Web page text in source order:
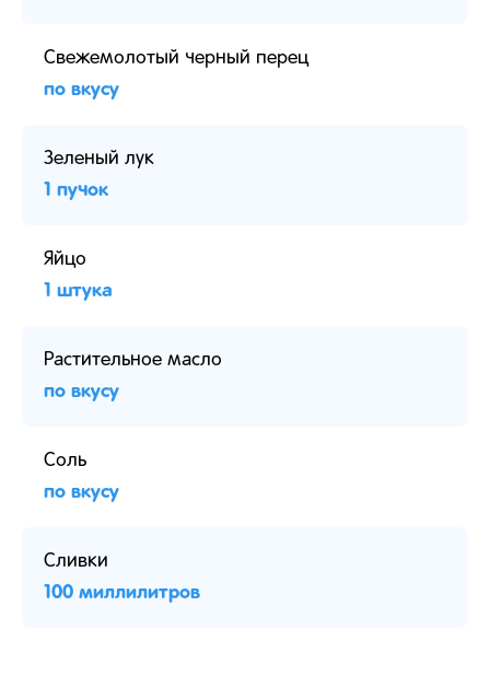
Свежемолотый черный перец
по вкусу
Зеленый лук
1 пучок
Яйцо
1 штука
Растительное масло
по вкусу
Соль
по вкусу
Сливки
100 миллилитров